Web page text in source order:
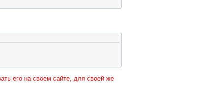
его на своем сайте, для своей же